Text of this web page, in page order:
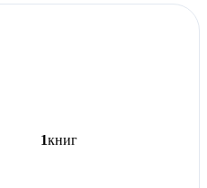
1книг